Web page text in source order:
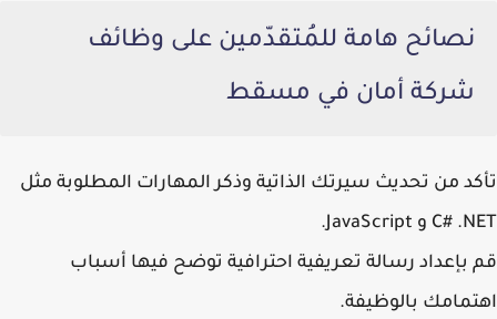
نصائح هامة للمُتقدّمين على وظائف
شركة أمان في مسقط
تأكد من تحديث سيرتك الذاتية وذكر المهارات المطلوبة مثل
C# .NET و JavaScript.
قم بإعداد رسالة تعريفية احترافية توضح فيها أسباب
اهتمامك بالوظيفة.